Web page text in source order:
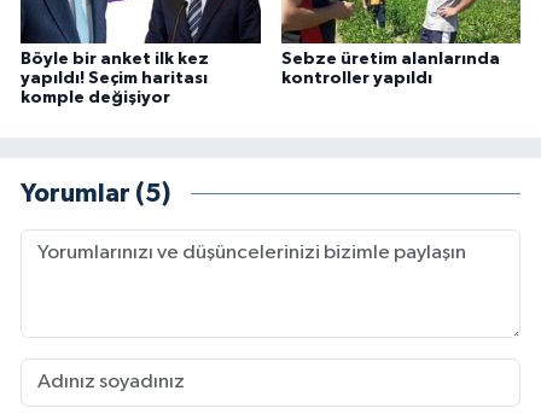
Böyle bir anket ilk kez
yapıldı! Seçim haritası
komple değişiyor
Sebze üretim alanlarında
kontroller yapıldı
Yorumlar (5)